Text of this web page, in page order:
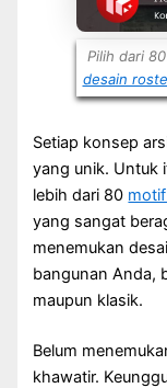
Pilih dari
desain
Setiap konsep
yang unik. Untuk
lebih dari 80
yang sangat
menemukan
bangunan Anda,
maupun klasik.
Belum
khawatir.